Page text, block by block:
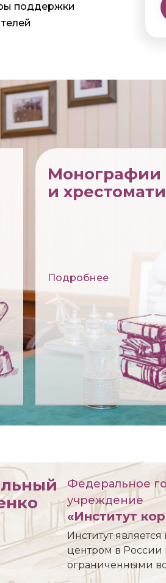
поддержки
Монографии
и
Подробнее
Федеральное
учреждение
«Институт
Институт
центром в
ограниченными